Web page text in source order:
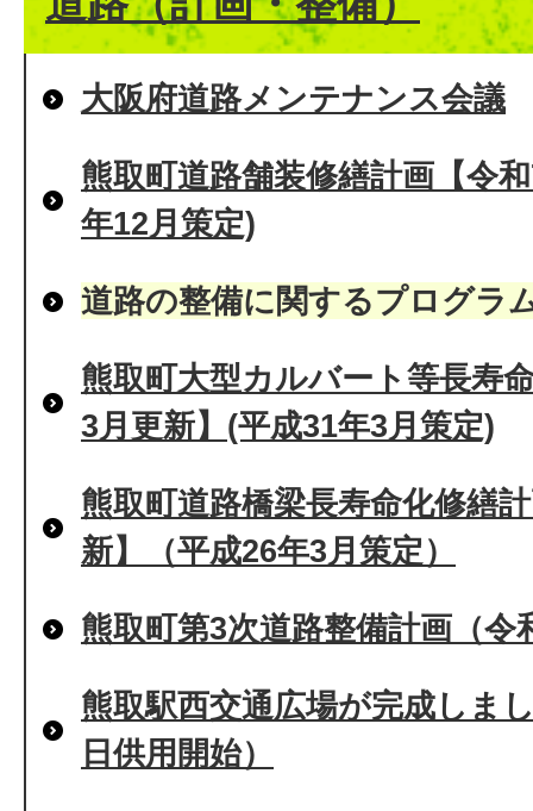
大阪府道路メンテナンス会議
熊取町道路舗装修繕計画【令
年12月策定)
道路の整備に関するプログラ
熊取町大型カルバート等長寿
3月更新】(平成31年3月策定)
熊取町道路橋梁長寿命化修繕
新】（平成26年3月策定）
熊取町第3次道路整備計画（令
熊取駅西交通広場が完成しま
日供用開始）